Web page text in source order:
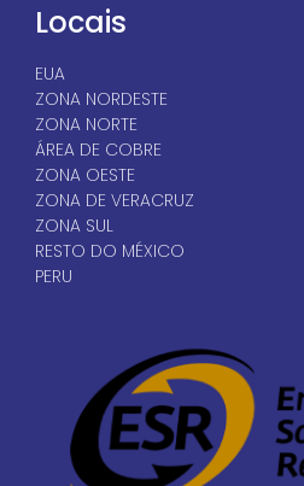
Locais
EUA
ZONA NORDESTE
ZONA NORTE
ÁREA DE COBRE
ZONA OESTE
ZONA DE VERACRUZ
ZONA SUL
RESTO DO MÉXICO
PERU